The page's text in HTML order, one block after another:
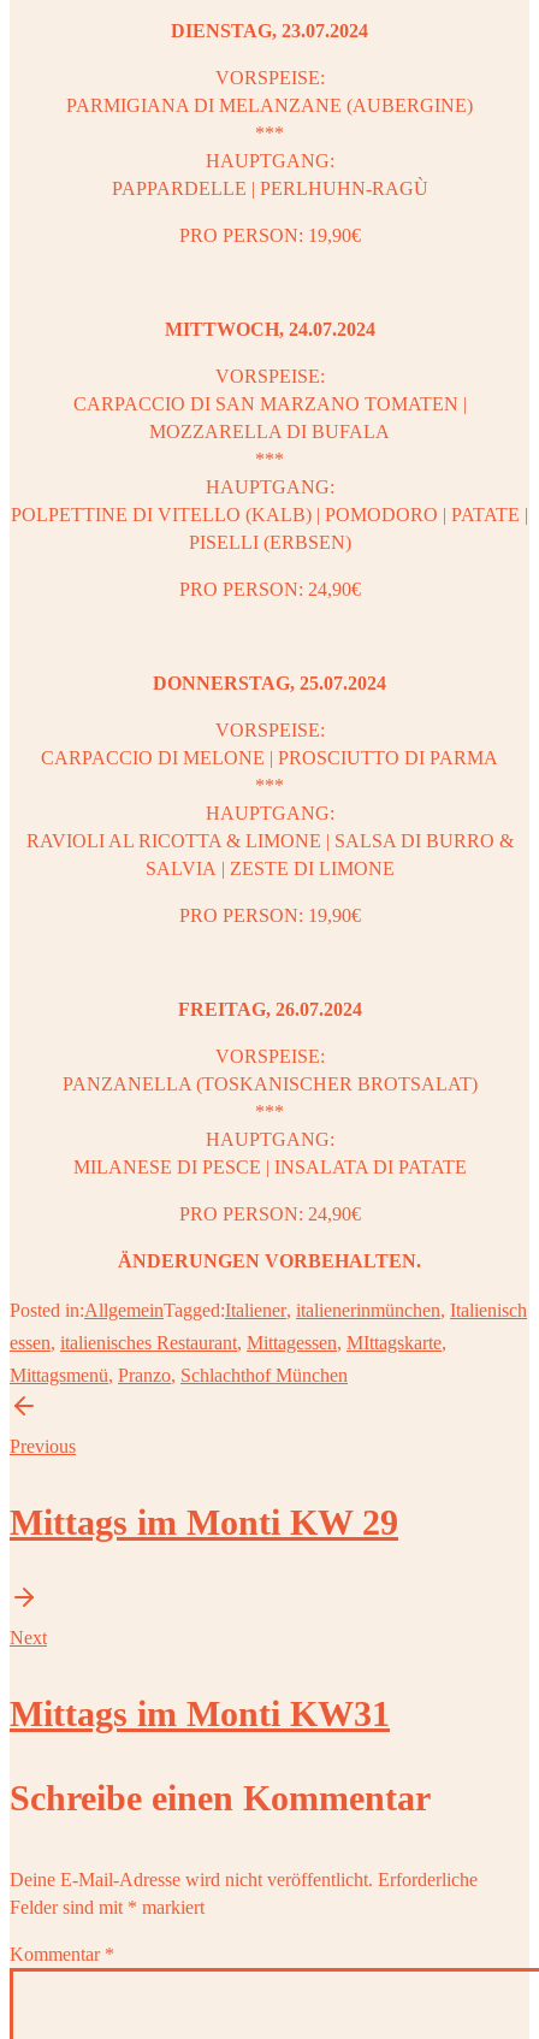
DIENSTAG, 23.07.2024
VORSPEISE:
PARMIGIANA DI MELANZANE (AUBERGINE)
***
HAUPTGANG:
PAPPARDELLE | PERLHUHN-RAGÙ
PRO PERSON: 19,90€
MITTWOCH, 24.07.2024
VORSPEISE:
CARPACCIO DI SAN MARZANO TOMATEN |
MOZZARELLA DI BUFALA
***
HAUPTGANG:
POLPETTINE DI VITELLO (KALB) | POMODORO | PATATE |
PISELLI (ERBSEN)
PRO PERSON: 24,90€
DONNERSTAG, 25.07.2024
VORSPEISE:
CARPACCIO DI MELONE | PROSCIUTTO DI PARMA
***
HAUPTGANG:
RAVIOLI AL RICOTTA & LIMONE | SALSA DI BURRO &
SALVIA | ZESTE DI LIMONE
PRO PERSON: 19,90€
FREITAG, 26.07.2024
VORSPEISE:
PANZANELLA (TOSKANISCHER BROTSALAT)
***
HAUPTGANG:
MILANESE DI PESCE | INSALATA DI PATATE
PRO PERSON: 24,90€
ÄNDERUNGEN VORBEHALTEN.
Posted in:AllgemeinTagged:Italiener, italienerinmünchen, Italienisch
essen, italienisches Restaurant, Mittagessen, MIttagskarte,
Mittagsmenü, Pranzo, Schlachthof München
Previous
Mittags im Monti KW 29
Next
Mittags im Monti KW31
Schreibe einen Kommentar
Deine E-Mail-Adresse wird nicht veröffentlicht. Erforderliche
Felder sind mit * markiert
Kommentar *